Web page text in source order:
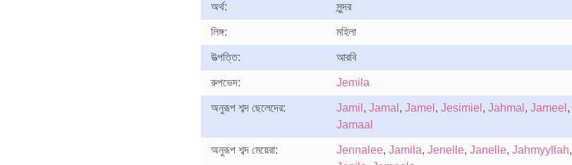
অর্থ: সুন্দর
লিঙ্গ: মহিলা
উত্পত্তি: আরবি
রুপভেদ: Jemila
অনুরূপ শব্দ ছেলেদের: Jamil , Jamal , Jamel , Jesimiel , Jahmal , Jameel ,
Jamaal
অনুরূপ শব্দ মেয়েরা: Jennalee, Jamila, Jenelle, Janelle, Jahmyyllah,